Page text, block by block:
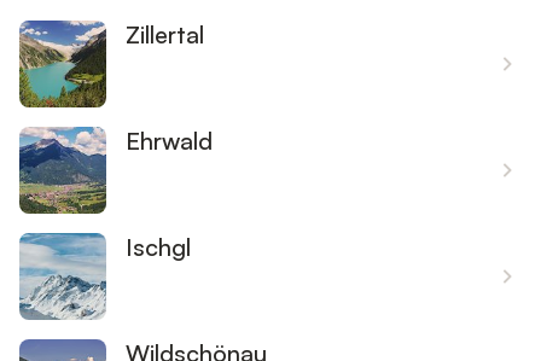
Zillertal
Ehrwald
Ischgl
Wildschönau